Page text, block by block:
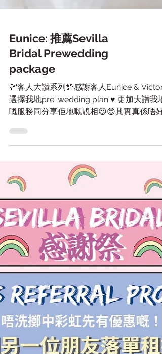
Eunice: 推薦Sevilla
Bridal Prewedding
💯客人大讚系列💯感謝客人Eunice & Victor
選擇我地pre-wedding plan ♥️ 更加大讚我地
嘅服務同分享佢地嘅靚相😍😍其實真係唔好
怕煩到我哋啊，我哋任試服務就係為咗幫你
揀到THE ONE，幫你哋係大日子流露最滿足
嘅笑容☺️...